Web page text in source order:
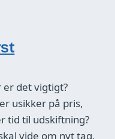
det vigtigt?
usikker på pris,
tid til udskiftning?
vide om nyt tag,